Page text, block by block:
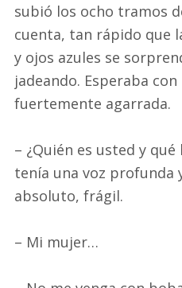
subió los ocho tramos
cuenta, tan rápido que
y ojos azules se
jadeando. Esperaba
fuertemente agarrada.
– ¿Quién es usted y qué
tenía una voz profunda
absoluto, frágil.
– Mi mujer…